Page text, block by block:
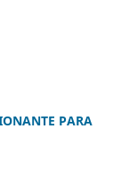
PARA